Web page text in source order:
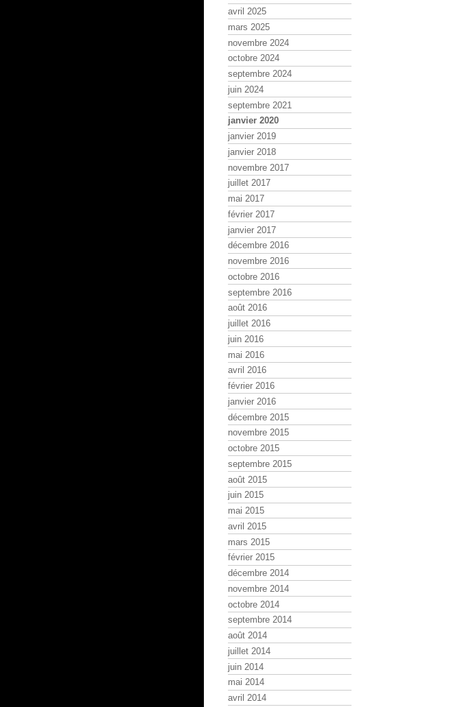
avril 2025
mars 2025
novembre 2024
octobre 2024
septembre 2024
juin 2024
septembre 2021
janvier 2020
janvier 2019
janvier 2018
novembre 2017
juillet 2017
mai 2017
février 2017
janvier 2017
décembre 2016
novembre 2016
octobre 2016
septembre 2016
août 2016
juillet 2016
juin 2016
mai 2016
avril 2016
février 2016
janvier 2016
décembre 2015
novembre 2015
octobre 2015
septembre 2015
août 2015
juin 2015
mai 2015
avril 2015
mars 2015
février 2015
décembre 2014
novembre 2014
octobre 2014
septembre 2014
août 2014
juillet 2014
juin 2014
mai 2014
avril 2014